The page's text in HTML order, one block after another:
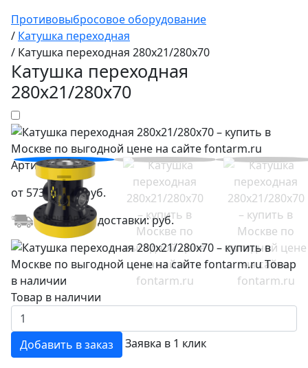
Противовыбросовое оборудование
/ Катушка переходная
/ Катушка переходная 280х21/280х70
Катушка переходная
280х21/280х70
Артикул:
от 573 584,20руб.
Стоимость доставки:руб.
Товар в наличии
Добавить в заказ Заявка в 1 клик